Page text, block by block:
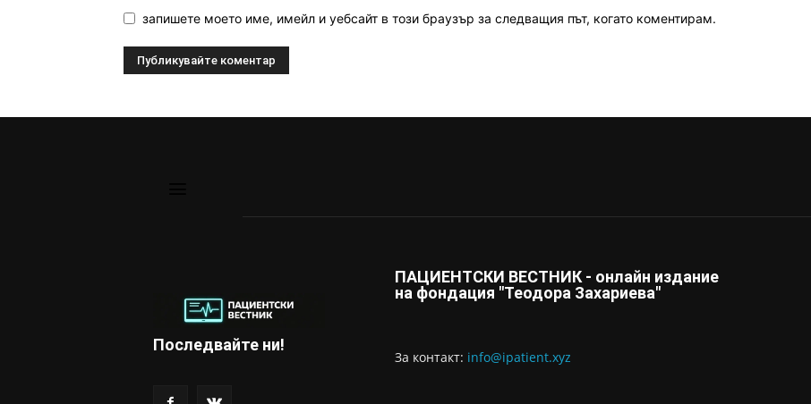
запишете моето име, имейл и уебсайт в този браузър за следващия път, когато коментирам.
Последвайте ни!
ПАЦИЕНТСКИ ВЕСТНИК - онлайн издание
на фондация "Теодора Захариева"
За контaкт: info@ipatient.xyz